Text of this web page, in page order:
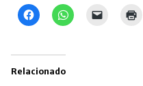
Haz
clic
Facebook
(Se
abre
Haz
clic
Relacionado